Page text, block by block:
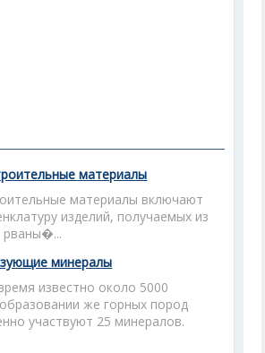
материалы
материалы включают
изделий, получаемых из
рваны�...
минералы
известно около 5000
же горных пород
участвуют 25 минералов.